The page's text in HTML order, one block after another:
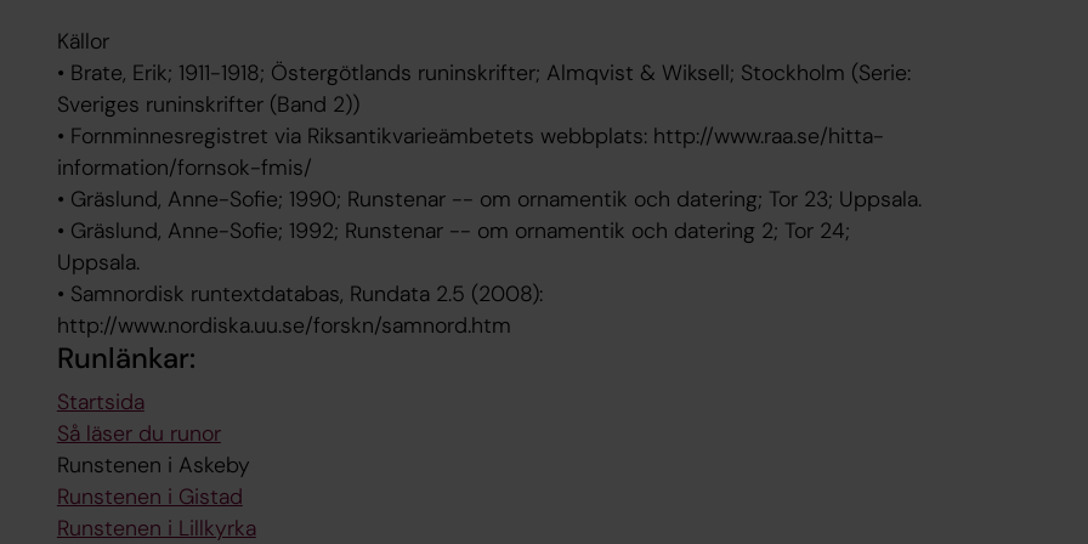
Källor
• Brate, Erik; 1911-1918; Östergötlands runinskrifter; Almqvist & Wiksell; Stockholm (Serie:
Sveriges runinskrifter (Band 2))
• Fornminnesregistret via Riksantikvarieämbetets webbplats: http://www.raa.se/hitta-
information/fornsok-fmis/
• Gräslund, Anne-Sofie; 1990; Runstenar -- om ornamentik och datering; Tor 23; Uppsala.
• Gräslund, Anne-Sofie; 1992; Runstenar -- om ornamentik och datering 2; Tor 24;
Uppsala.
• Samnordisk runtextdatabas, Rundata 2.5 (2008):
http://www.nordiska.uu.se/forskn/samnord.htm
Runlänkar:
Startsida
Så läser du runor
Runstenen i Askeby
Runstenen i Gistad
Runstenen i Lillkyrka